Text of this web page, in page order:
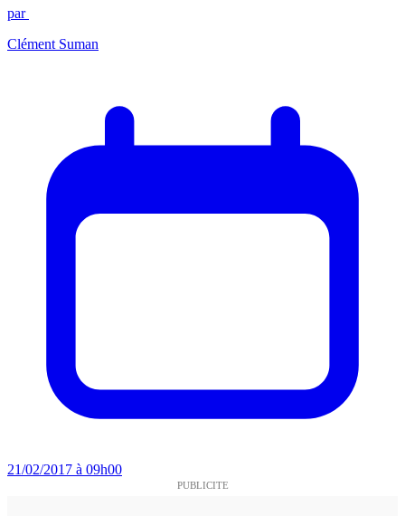
par
Clément Suman
21/02/2017 à 09h00